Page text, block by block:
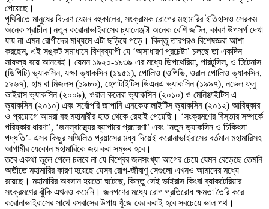
পেয়েছে।
পৃথিবীতে মানুষের বিচরণ যেমন বহুকালের, সংক্রামক রোগের মহামারির ইতিহাসও সেরকম
অনেক প্রাচীন।নতুন করোনাভাইরাসের চ্যালেঞ্জটা অনেক বেশি জটিল, কারণ উপসর্গ দেখা
যায় না এমন রোগীদের মাধ্যমে এটা ছড়িয়ে পড়ে। কিন্তু তারপরও বিশেষজ্ঞরা আশা
করছেন, এই সঙ্কট সমাধানে বিশ্বব্যাপী যে ‘অসাধারণ প্রচেষ্টা’ চলছে তা একদিন
সাফল্য বয়ে আনবেই। যেমন ১৯২০-১৯৩৯ এর মধ্যে ডিপথেরিয়া, পারটুসিস, ও টিটেনাস
(ডিপিটি) ভ্যাকসিন, যক্ষা ভ্যাকসিন (১৯৫১), পোলিও (ওপিভি, ওরাল পোলিও ভ্যাকসিন,
১৯৬৭), হাম বা মিজলস (১৯৮০), হেপাটাইটিস ডিএনএ ভ্যাকসিন (১৯৯৭), নভেল ফ্লু
ভাইরাস ভ্যাকসিন (২০০৯), ওরাল কলেরা ভ্যাকসিন (২০১০) ও মেনিঞ্জাইটিস এ
ভ্যাকসিন (২০১০) এবং সর্বোপরি জাপানি এনকেফালাইটিস ভ্যাকসিন (২০১২) আবিষ্কার
ও প্রয়োগে আমরা বহু মহামারীর হাত থেকে রেহাই পেয়েছি। ‘সংক্রমণের বিস্তার সম্পর্কে
পরিষ্কার ধারণা’, ‘জনস্বাস্থ্যের ব্যাপারে প্রচারণা’ এবং ‘নতুন ভ্যাকসিন ও চিকিৎসা
পদ্ধতি’- এসব কিছুর সম্মিলিত প্রয়াসের মধ্য দিয়েই করোনাভাইরাসের বর্তমান মহামারিসহ
আগামীর যেকোন মহামারিকে জয় করা সম্ভব হবে।
তবে একথা ভুলে গেলে চলবে না যে বিশ্বের জনসংখ্যা আগের চেয়ে যেমন বেড়েছে তেমনি
অতীতে মহামারির কারণ হয়েছে যেসব রোগ-জীবাণু সেগুলো এখনও আমাদের মধ্যে
রয়েছে। মহামারির অবসান হয়তো ঘটেছে, কিন্তু সেই ভাইরাস কিংবা ব্যাকটেরিয়ার
সংক্রমণের ঝুঁকি এখনও কমেনি। জনগণের মধ্যে রোগ প্রতিরোধ ক্ষমতা তৈরি করে
করোনাভাইরাসের সাথে বসবাসের উপায় খুঁজে বের করাই হবে সবচেয়ে ভাল পথ।